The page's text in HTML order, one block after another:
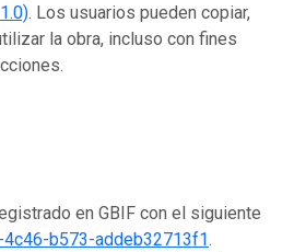
. Los usuarios pueden copiar,
la obra, incluso con fines
en GBIF con el siguiente
b573-addeb32713f1.